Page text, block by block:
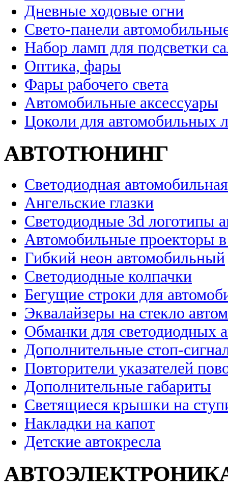
Дневные ходовые огни
Свето-панели
Набор ламп для подсветки
Оптика, фары
Фары рабочего света
Автомобильные аксессуары
Цоколи для автомобильных
АВТОТЮНИНГ
Светодиодная
Ангельские глазки
Светодиодные 3d логотипы
Автомобильные проекторы
Гибкий неон автомобильный
Светодиодные колпачки
Бегущие строки для
Эквалайзеры на стекло
Обманки для светодиодных
Дополнительные стоп-
Повторители указателей
Дополнительные габариты
Светящиеся крышки на
Накладки на капот
Детские автокресла